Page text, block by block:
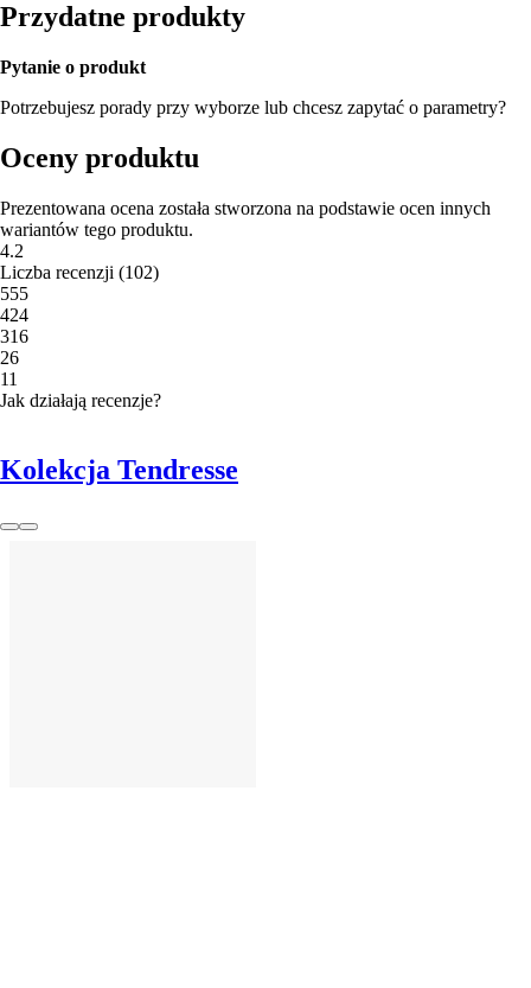
Przydatne produkty
Pytanie o produkt
Potrzebujesz porady przy wyborze lub chcesz zapytać o parametry?
Oceny produktu
Prezentowana ocena została stworzona na podstawie ocen innych
wariantów tego produktu.
4.2
Liczba recenzji (102)
555
424
316
26
11
Jak działają recenzje?
Kolekcja Tendresse